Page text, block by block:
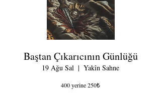
Baştan Çıkarıcının Günlüğü
19 Ağu Sal
  |
Yakîn Sahne
400 yerine 250₺